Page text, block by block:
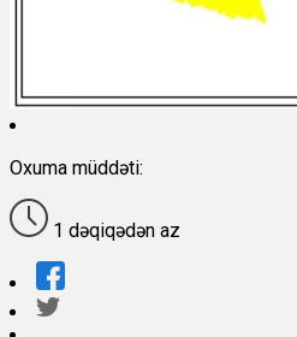
Oxuma müddəti:
1 dəqiqədən az